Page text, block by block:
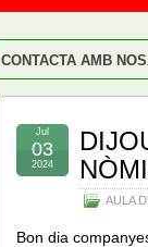
CONTACTA AMB
AULA
Jul
03
2024
Bon dia